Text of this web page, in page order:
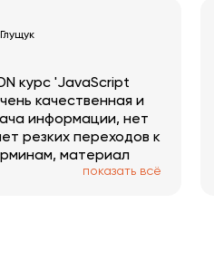
курс 'JavaScript
качественная и
информации, нет
резких переходов к
материал
- дляпоказать всё